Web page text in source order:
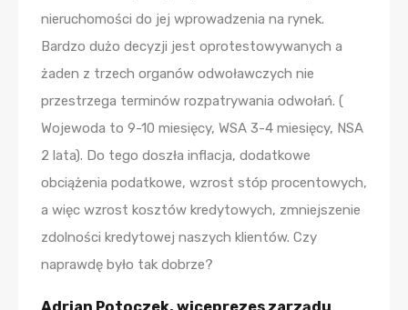
nieruchomości do jej wprowadzenia na rynek.
Bardzo dużo decyzji jest oprotestowywanych a
żaden z trzech organów odwoławczych nie
przestrzega terminów rozpatrywania odwołań. (
Wojewoda to 9-10 miesięcy, WSA 3-4 miesięcy, NSA
2 lata). Do tego doszła inflacja, dodatkowe
obciążenia podatkowe, wzrost stóp procentowych,
a więc wzrost kosztów kredytowych, zmniejszenie
zdolności kredytowej naszych klientów. Czy
naprawdę było tak dobrze?
Adrian Potoczek, wiceprezes zarządu